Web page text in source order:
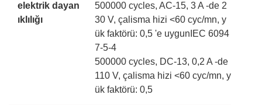
elektrik dayan
ıklılığı
500000 cycles, AC-15, 3 A -de 2
30 V, çalisma hizi <60 cyc/mn, y
ük faktörü: 0,5 'e uygunIEC 6094
7-5-4
500000 cycles, DC-13, 0,2 A -de
110 V, çalisma hizi <60 cyc/mn, y
ük faktörü: 0,5